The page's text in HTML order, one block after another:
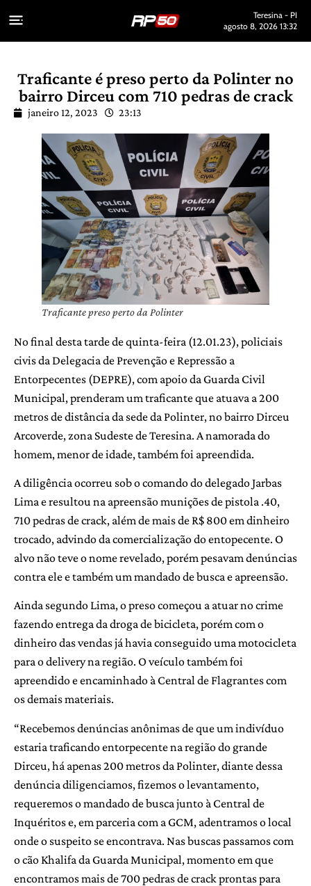
Teresina - PI
agosto 8, 2026 13:32
Traficante é preso perto da Polinter no
bairro Dirceu com 710 pedras de crack
janeiro 12, 2023 23:13
Traficante preso perto da Polinter
No final desta tarde de quinta-feira (12.01.23), policiais
civis da Delegacia de Prevenção e Repressão a
Entorpecentes (DEPRE), com apoio da Guarda Civil
Municipal, prenderam um traficante que atuava a 200
metros de distância da sede da Polinter, no bairro Dirceu
Arcoverde, zona Sudeste de Teresina. A namorada do
homem, menor de idade, também foi apreendida.
A diligência ocorreu sob o comando do delegado Jarbas
Lima e resultou na apreensão munições de pistola .40,
710 pedras de crack, além de mais de R$ 800 em dinheiro
trocado, advindo da comercialização do entopecente. O
alvo não teve o nome revelado, porém pesavam denúncias
contra ele e também um mandado de busca e apreensão.
Ainda segundo Lima, o preso começou a atuar no crime
fazendo entrega da droga de bicicleta, porém com o
dinheiro das vendas já havia conseguido uma motocicleta
para o delivery na região. O veículo também foi
apreendido e encaminhado à Central de Flagrantes com
os demais materiais.
“Recebemos denúncias anônimas de que um indivíduo
estaria traficando entorpecente na região do grande
Dirceu, há apenas 200 metros da Polinter, diante dessa
denúncia diligenciamos, fizemos o levantamento,
requeremos o mandado de busca junto à Central de
Inquéritos e, em parceria com a GCM, adentramos o local
onde o suspeito se encontrava. Nas buscas passamos com
o cão Khalifa da Guarda Municipal, momento em que
encontramos mais de 700 pedras de crack prontas para